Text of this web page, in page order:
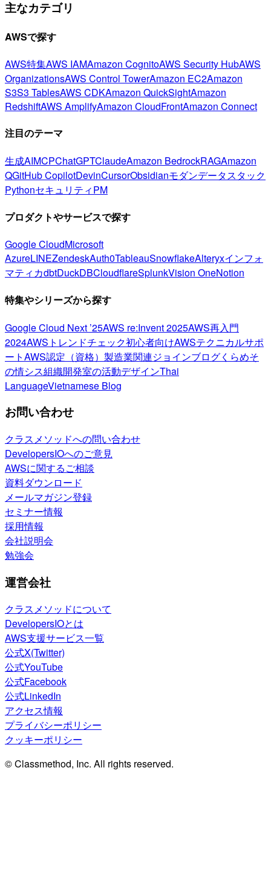
主なカテゴリ
AWSで探す
AWS特集AWS IAMAmazon CognitoAWS Security HubAWS
OrganizationsAWS Control TowerAmazon EC2Amazon
S3S3 TablesAWS CDKAmazon QuickSightAmazon
RedshiftAWS AmplifyAmazon CloudFrontAmazon Connect
注目のテーマ
生成AIMCPChatGPTClaudeAmazon BedrockRAGAmazon
QGitHub CopilotDevinCursorObsidianモダンデータスタック
PythonセキュリティPM
プロダクトやサービスで探す
Google CloudMicrosoft
AzureLINEZendeskAuth0TableauSnowflakeAlteryxインフォ
マティカdbtDuckDBCloudflareSplunkVision OneNotion
特集やシリーズから探す
Google Cloud Next ’25AWS re:Invent 2025AWS再入門
2024AWSトレンドチェック初心者向けAWSテクニカルサポ
ートAWS認定（資格） 製造業関連ジョインブログくらめそ
の情シス組織開発室の活動デザインThai
LanguageVietnamese Blog
お問い合わせ
クラスメソッドへの問い合わせ
DevelopersIOへのご意見
AWSに関するご相談
資料ダウンロード
メールマガジン登録
セミナー情報
採用情報
会社説明会
勉強会
運営会社
クラスメソッドについて
DevelopersIOとは
AWS支援サービス一覧
公式X(Twitter)
公式YouTube
公式Facebook
公式LinkedIn
アクセス情報
プライバシーポリシー
クッキーポリシー
© Classmethod, Inc. All rights reserved.